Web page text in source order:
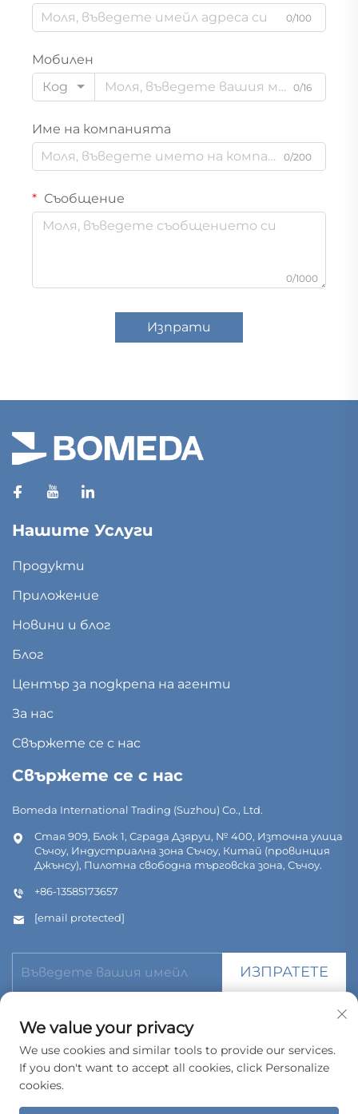
0/100
Мобилен
Код
0/16
Име на компанията
0/200
Съобщение
0/1000
Изпрати
Нашите Услуги
Продукти
Приложение
Новини и блог
Блог
Център за подкрепа на агенти
За нас
Свържете се с нас
Свържете се с нас
Bomeda International Trading (Suzhou) Co., Ltd.
Стая 909, Блок 1, Сграда Дзяруи, № 400, Източна улица
Съчоу, Индустриална зона Съчоу, Китай (провинция
Джънсу), Пилотна свободна търговска зона, Съчоу.
+86-13585173657
[email protected]
ИЗПРАТЕТЕ
© Всички права запазени. Bomeda International Trading
Политика за поверителност
We value your privacy
We use cookies and similar tools to provide our services.
If you don't want to accept all cookies, click Personalize
cookies.